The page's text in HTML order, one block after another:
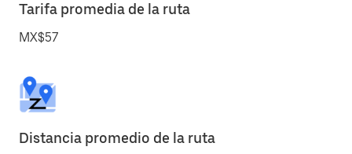
Tarifa promedia de la ruta
MX$57
Distancia promedio de la ruta